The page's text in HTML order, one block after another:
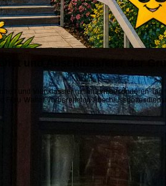
und Abschlussfeier der
und Viertklässler mit einem besonderen
Walter vorbereiteten